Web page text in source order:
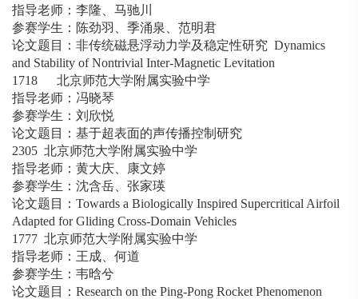
指导老师：李隆、马驰川
参赛学生：陈劲羽、季涌泉、范明君
论文题目：非传统磁悬浮动力学及稳定性研究 Dynamics
and Stability of Nontrivial Inter-Magnetic Levitation
1718 北京师范大学附属实验中学
指导老师：冯晓琴
参赛学生：刘欣悦
论文题目：基于超表面的声传播控制研究
2305 北京师范大学附属实验中学
指导老师：黄大庆、康文婷
参赛学生：沈含岳、张家瑛
论文题目：Towards a Biologically Inspired Supercritical Airfoil
Adapted for Gliding Cross-Domain Vehicles
1777 北京师范大学附属实验中学
指导老师：王成、何道
参赛学生：韦晗兮
论文题目：Research on the Ping-Pong Rocket Phenomenon